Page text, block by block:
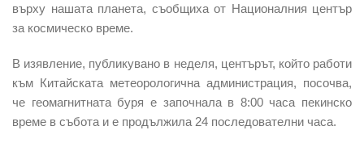
върху нашата планета, съобщиха от Националния център
за космическо време.
В изявление, публикувано в неделя, центърът, който работи
към Китайската метеорологична администрация, посочва,
че геомагнитната буря е започнала в 8:00 часа пекинско
време в събота и е продължила 24 последователни часа.